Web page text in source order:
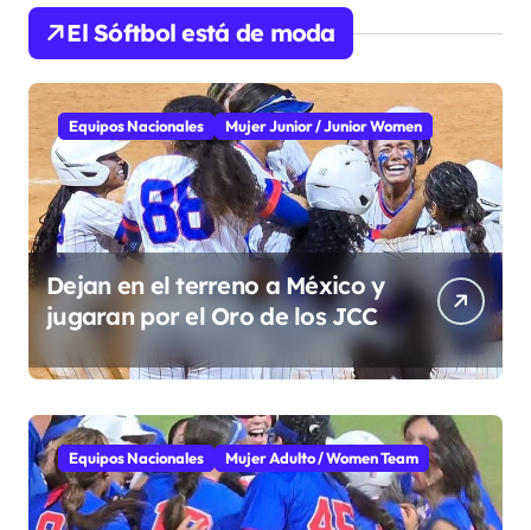
El Sóftbol está de moda
Equipos Nacionales Mujer Junior / Junior Women
Dejan en el terreno a México y
jugaran por el Oro de los JCC
Equipos Nacionales Mujer Adulto / Women Team